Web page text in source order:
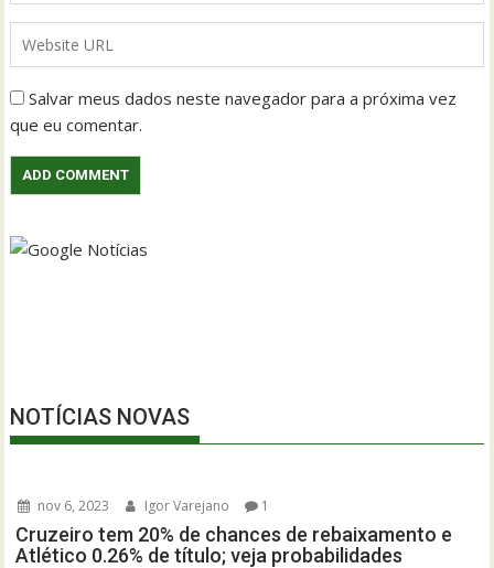
Salvar meus dados neste navegador para a próxima vez
que eu comentar.
NOTÍCIAS NOVAS
nov 6, 2023 Igor Varejano 1
Cruzeiro tem 20% de chances de rebaixamento e
Atlético 0.26% de título; veja probabilidades